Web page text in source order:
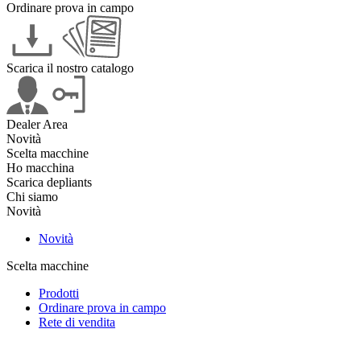
Ordinare prova in campo
Scarica il nostro catalogo
Dealer Area
Novità
Scelta macchine
Ho macchina
Scarica depliants
Chi siamo
Novità
Novità
Scelta macchine
Prodotti
Ordinare prova in campo
Rete di vendita